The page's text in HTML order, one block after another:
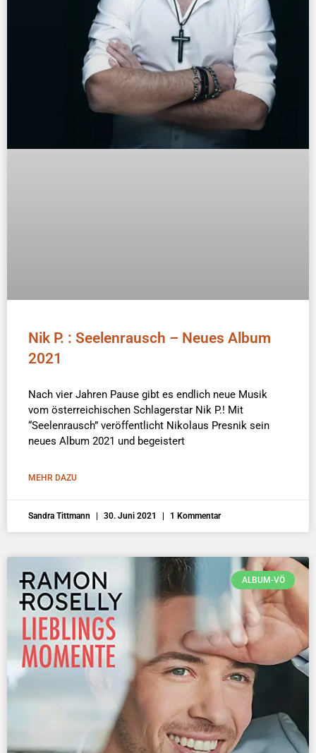
Nik P. : Seelenrausch – Neues Album
2021
Nach vier Jahren Pause gibt es endlich neue Musik
vom österreichischen Schlagerstar Nik P.! Mit
“Seelenrausch” veröffentlicht Nikolaus Presnik sein
neues Album 2021 und begeistert
MEHR DAZU
Sandra Tittmann 30. Juni 2021 1 Kommentar
ALBUM-VÖ